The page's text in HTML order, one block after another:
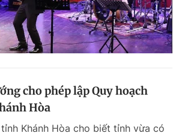
cho phép lập Quy hoạch
Hòa
tỉnh Khánh Hòa cho biết tỉnh vừa có